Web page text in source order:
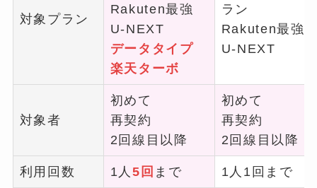
対象プラン
Rakuten最強
U-NEXT
データタイプ
楽天ターボ
ラン
Rakuten最強
U-NEXT
対象者
初めて
再契約
2回線目以降
初めて
再契約
2回線目以降
利用回数 1人5回 まで 1人1回まで